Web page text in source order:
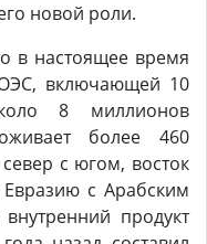
новой роли.
в настоящее время
включающей 10
8 миллионов
более 460
с югом, восток
с Арабским
продукт